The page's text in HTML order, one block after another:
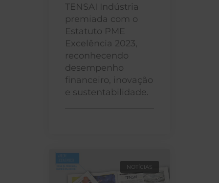
TENSAI Indústria
premiada com o
Estatuto PME
Excelência 2023,
reconhecendo
desempenho
financeiro, inovação
e sustentabilidade.
NOTÍCIAS